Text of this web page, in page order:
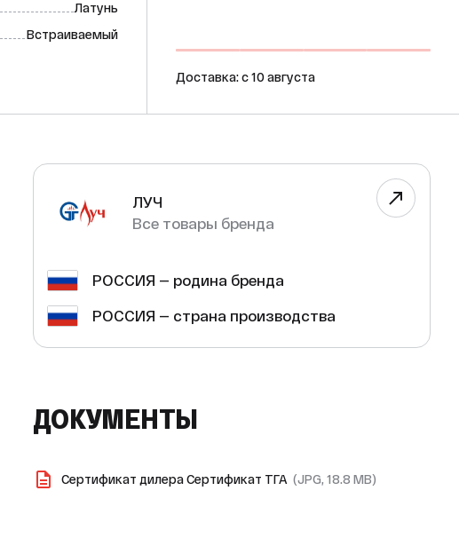
Латунь
Встраиваемый
Доставка: c 10 августа
ЛУЧ
Все товары бренда
РОССИЯ — родина бренда
РОССИЯ — страна производства
ДОКУМЕНТЫ
Сертификат дилера Сертификат ТГА (JPG, 18.8 MB)